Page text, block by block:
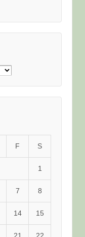
F S
1
7 8
14 15